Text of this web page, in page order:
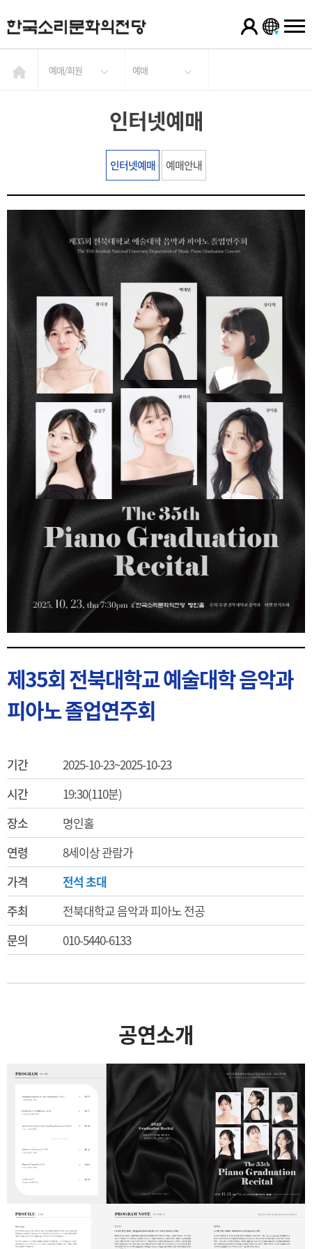
예매/회원 예매
인터넷예매
인터넷예매 예매안내
제35회 전북대학교 예술대학 음악과
피아노 졸업연주회
기간
2025-10-23~2025-10-23
시간
19:30(110분)
장소
명인홀
연령
8세이상 관람가
가격
전석 초대
주최
전북대학교 음악과 피아노 전공
문의
010-5440-6133
공연소개